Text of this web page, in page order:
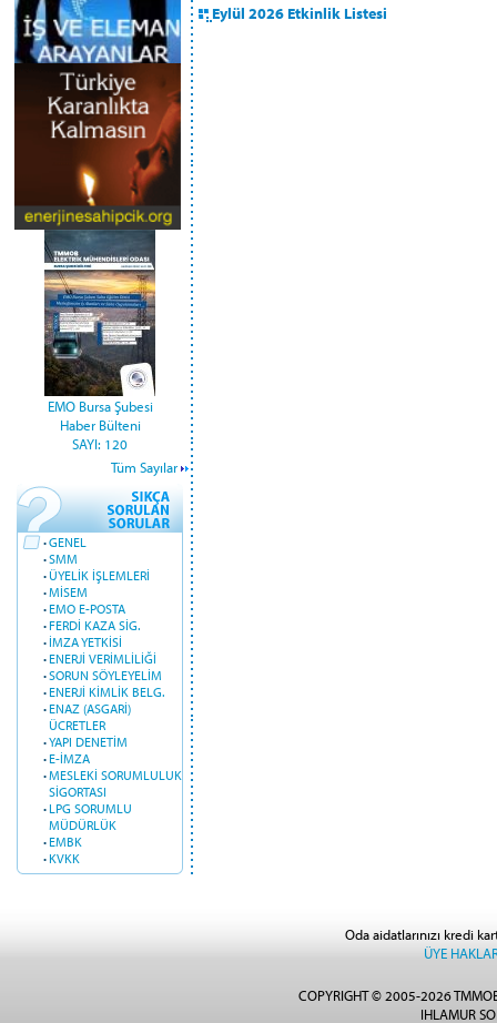
EMO Bursa Şubesi
Haber Bülteni
SAYI: 120
Tüm Sayılar
·GENEL
·SMM
·ÜYELİK İŞLEMLERİ
·MİSEM
·EMO E-POSTA
·FERDİ KAZA SİG.
·İMZA YETKİSİ
·ENERJİ VERİMLİLİĞİ
·SORUN SÖYLEYELİM
·ENERJİ KİMLİK BELG.
·ENAZ (ASGARİ)
ÜCRETLER
·YAPI DENETİM
·E-İMZA
·MESLEKİ SORUMLULUK
SİGORTASI
·LPG SORUMLU
MÜDÜRLÜK
·EMBK
·KVKK
Eylül 2026 Etkinlik Listesi
Oda aidatlarınızı kredi
ÜYE
COPYRIGHT © 2005-2026
IHLAMUR